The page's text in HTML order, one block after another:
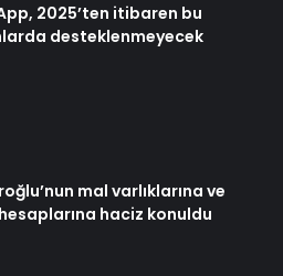
2025’ten itibaren bu
desteklenmeyecek
mal varlıklarına ve
haciz konuldu